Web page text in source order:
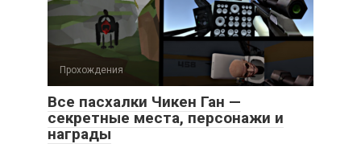
Прохождения
Все пасхалки Чикен Ган —
секретные места, персонажи и
награды